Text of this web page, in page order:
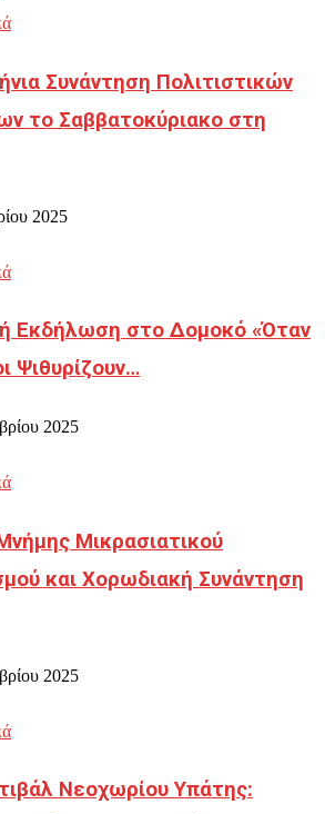
Συνάντηση Πολιτιστικών
το Σαββατοκύριακο στη
2025
Εκδήλωση στο Δομοκό «Όταν
Ψιθυρίζουν…
2025
Μικρασιατικού
και Χορωδιακή Συνάντηση
2025
Νεοχωρίου Υπάτης: